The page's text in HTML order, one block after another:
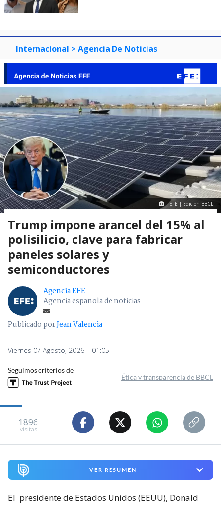
Internacional > Agencia De Noticias
EFE | Edición BBCL
Trump impone arancel del 15% al
polisilicio, clave para fabricar
paneles solares y
semiconductores
Agencia EFE
Agencia española de noticias
Publicado porJean Valencia
Viernes 07 Agosto, 2026 | 01:05
Seguimos criterios de
Ética y transparencia de BBCL
1896
visitas
VER RESUMEN
El presidente de Estados Unidos (EEUU), Donald